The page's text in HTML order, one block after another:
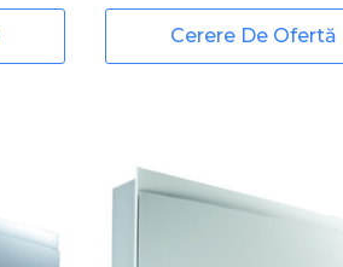
Cerere De Ofertă